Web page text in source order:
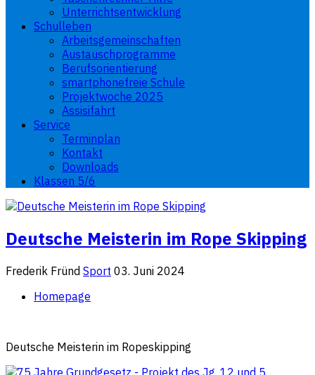
Unterrichtsentwicklung
Schulleben
Arbeitsgemeinschaften
Austauschprogramme
Berufsorientierung
smartphonefreie Schule
Projektwoche 2025
Assisifahrt
Service
Terminplan
Kontakt
Downloads
Klassen 5/6
Deutsche Meisterin im Rope Skipping
Frederik Fründ Sport 03. Juni 2024
Homepage
Deutsche Meisterin im Ropeskipping